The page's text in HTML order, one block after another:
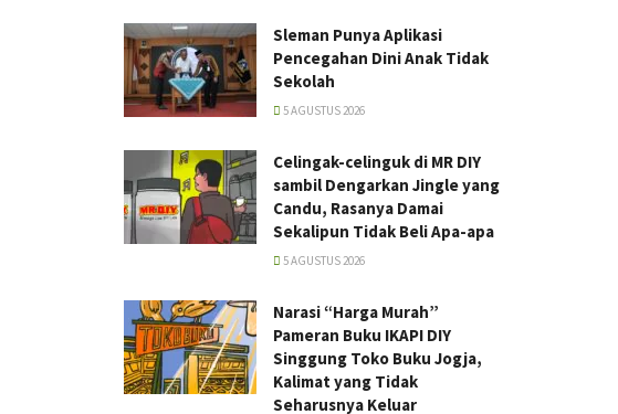
Sleman Punya Aplikasi
Pencegahan Dini Anak Tidak
Sekolah
5 AGUSTUS 2026
Celingak-celinguk di MR DIY
sambil Dengarkan Jingle yang
Candu, Rasanya Damai
Sekalipun Tidak Beli Apa-apa
5 AGUSTUS 2026
Narasi “Harga Murah”
Pameran Buku IKAPI DIY
Singgung Toko Buku Jogja,
Kalimat yang Tidak
Seharusnya Keluar